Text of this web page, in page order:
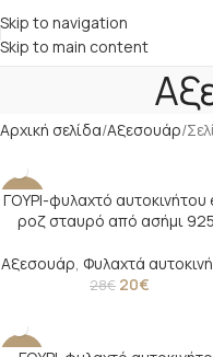
Skip to navigation
Skip to main content
Αρχική σελίδα Αξεσουάρ
-29%
ΓΟΥΡΙ-φυλαχτό αυτοκινήτου
ροζ σταυρό από ασήμι
Αξεσουάρ, Φυλαχτά
28€ 20€